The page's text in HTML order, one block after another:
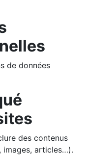
de données
des contenus
images, articles…).